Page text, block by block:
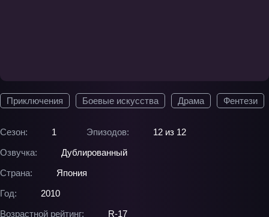
Приключения Боевые искусства Драма Фентези
Сезон: 1 Эпизодов:
12 из 12
Озвучка:
Дублированный
Страна:
Япония
Год:
2010
Возрастной рейтинг:
R-17